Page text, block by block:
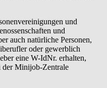
und
und
auch natürliche Personen,
oder gewerblich
eine W-IdNr. erhalten,
der Minijob-Zentrale